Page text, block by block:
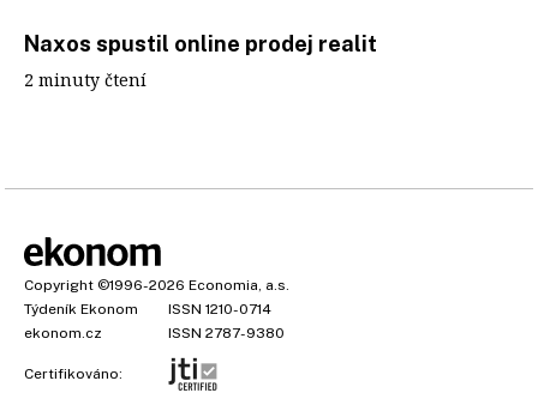
Naxos spustil online prodej realit
2 minuty čtení
Copyright ©1996-2026 Economia, a.s.
Týdeník Ekonom
ISSN 1210-0714
ekonom.cz
ISSN 2787-9380
Certifikováno: